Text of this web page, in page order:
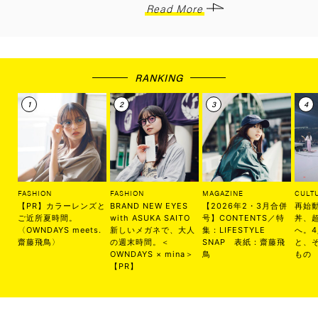
Read More
RANKING
FASHION
【PR】カラーレンズと
ご近所夏時間。
〈OWNDAYS meets.
齋藤飛鳥〉
FASHION
BRAND NEW EYES
with ASUKA SAITO
新しいメガネで、大人
の週末時間。＜
OWNDAYS × mina＞
【PR】
MAGAZINE
【2026年2・3月合併
号】CONTENTS／特
集：LIFESTYLE
SNAP 表紙：齋藤飛
鳥
再始
丼、
へ。
と、
もの